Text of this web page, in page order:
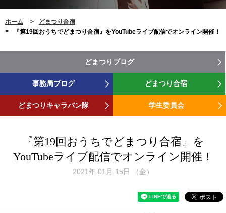
ホーム
どまつり合宿
『第19回おうちでどまつり合宿』をYouTubeライブ配信でオンライン開催！
どまつりブログ
事務局ブログ どまつり合宿
どまつりキャラバン隊 学生委員会
『第19回おうちでどまつり合宿』を
YouTubeライブ配信でオンライン開催！
2021年 01月 15日 （金）